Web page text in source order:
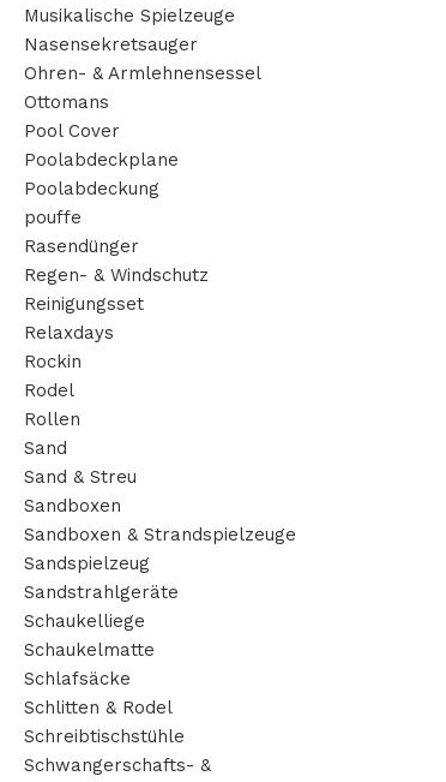
Musikalische Spielzeuge
Nasensekretsauger
Ohren- & Armlehnensessel
Ottomans
Pool Cover
Poolabdeckplane
Poolabdeckung
pouffe
Rasendünger
Regen- & Windschutz
Reinigungsset
Relaxdays
Rockin
Rodel
Rollen
Sand
Sand & Streu
Sandboxen
Sandboxen & Strandspielzeuge
Sandspielzeug
Sandstrahlgeräte
Schaukelliege
Schaukelmatte
Schlafsäcke
Schlitten & Rodel
Schreibtischstühle
Schwangerschafts- &